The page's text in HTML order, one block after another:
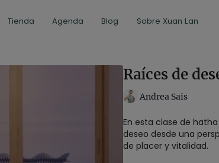
Tienda Agenda Blog Sobre Xuan Lan
Raíces de
Andrea Sais
En esta clase de
deseo desde una
de placer y vitalidad.